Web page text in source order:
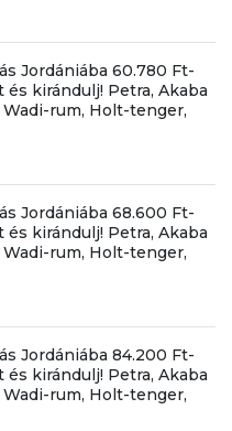
Jordániába 60.780 Ft-
kirándulj! Petra, Akaba
rum, Holt-tenger,
Jordániába 68.600 Ft-
kirándulj! Petra, Akaba
rum, Holt-tenger,
Jordániába 84.200 Ft-
kirándulj! Petra, Akaba
rum, Holt-tenger,